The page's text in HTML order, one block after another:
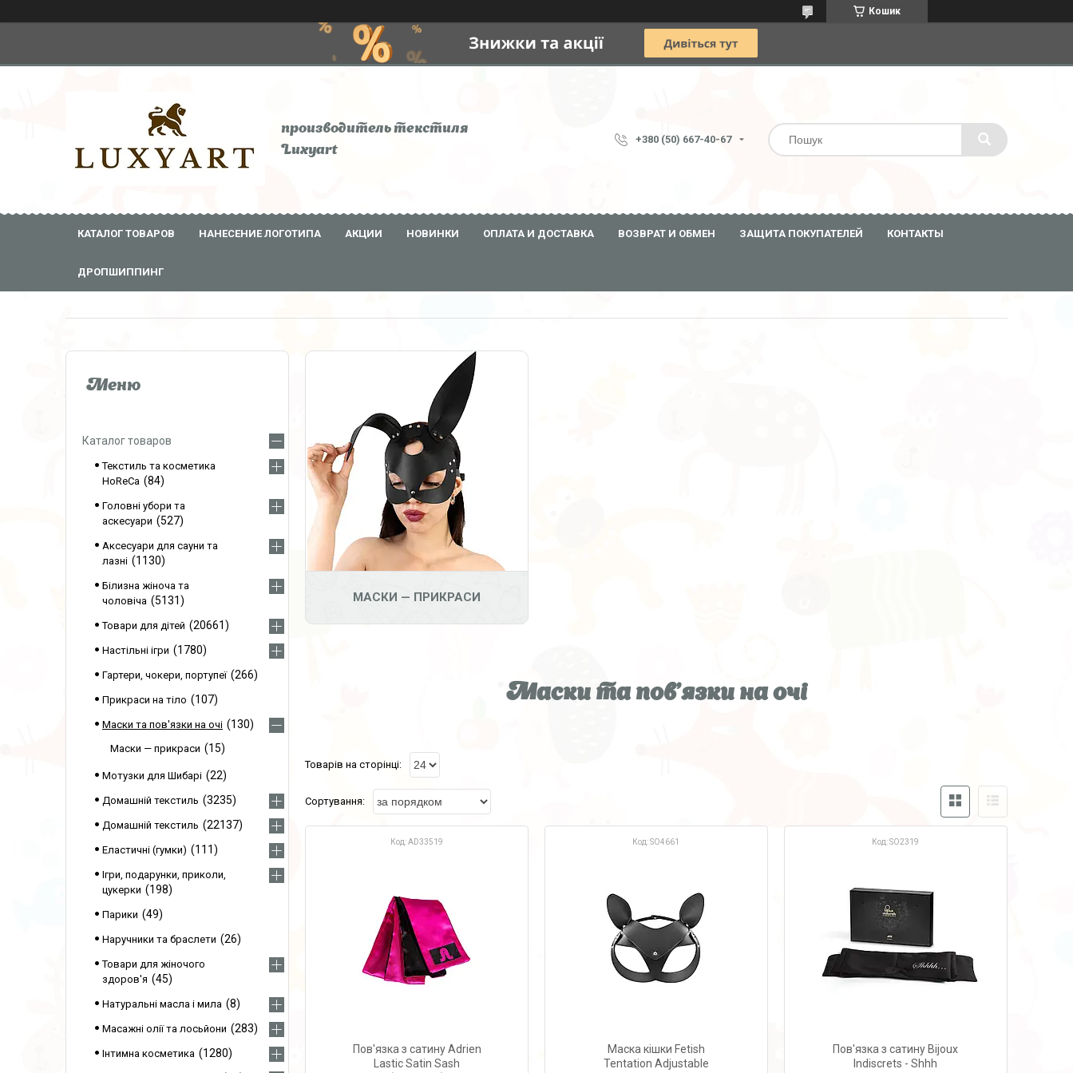
Кошик
производитель текстиля
Luxyart
+380 (50) 667-40-67
КАТАЛОГ ТОВАРОВ НАНЕСЕНИЕ ЛОГОТИПА АКЦИИ НОВИНКИ ОПЛАТА И ДОСТАВКА ВОЗВРАТ И ОБМЕН ЗАЩИТА ПОКУПАТЕЛЕЙ КОНТАКТЫ
ДРОПШИППИНГ
МАСКИ — ПРИКРАСИ
Маски та пов'язки на очі
AD33519
Пов'язка з сатину Adrien
Lastic Satin Sash
SO4661
Маска кішки Fetish
Tentation Adjustable
SO2319
Пов'язка з сатину Bijoux
Indiscrets - Shhh
Каталог товаров
Текстиль та косметика
HoReCa
84
Головні убори та
аскесуари
527
Аксесуари для сауни та
лазні
1130
Білизна жіноча та
чоловіча
5131
Товари для дітей 20661
Настільні ігри 1780
Гартери, чокери, портупеї 266
Прикраси на тіло 107
Маски та пов'язки на очі 130
Маски — прикраси 15
Мотузки для Шибарі 22
Домашній текстиль 3235
Домашній текстиль 22137
Еластичні (гумки) 111
Ігри, подарунки, приколи,
цукерки
198
Парики 49
Наручники та браслети 26
Товари для жіночого
здоров'я
45
Натуральні масла і мила 8
Масажні олії та лосьйони 283
Інтимна косметика 1280